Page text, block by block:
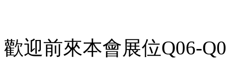
歡迎前來本會展位Q06-